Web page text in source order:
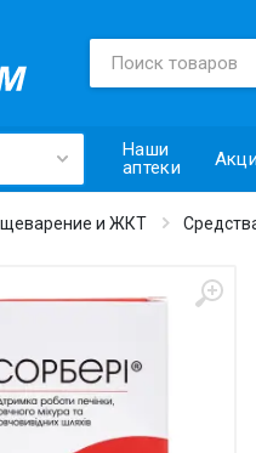
›
Наши
аптеки
и ЖКТ